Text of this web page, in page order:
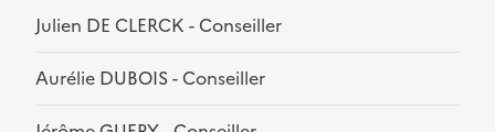
Julien DE CLERCK - Conseiller
Aurélie DUBOIS - Conseiller